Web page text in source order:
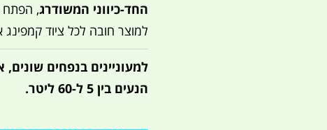
החד-כיווני המשודרג, הפתח
למוצר חובה לכל ציוד קמפינג
למעוניינים בנפחים שונים,
הנעים בין 5 ל-60 ליטר.